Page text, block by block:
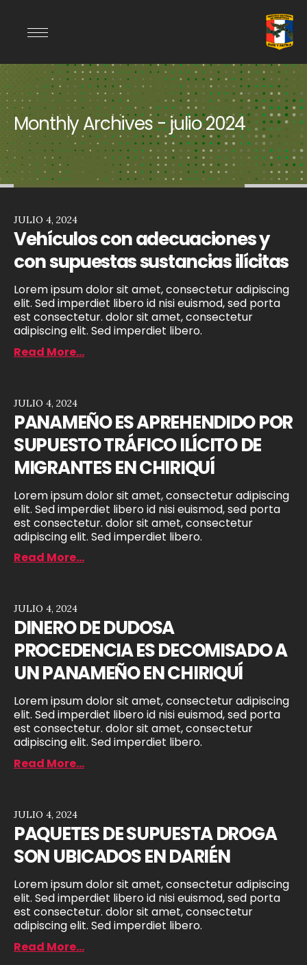
Monthly Archives - julio 2024
Vehículos con adecuaciones y
con supuestas sustancias ilícitas
Lorem ipsum dolor sit amet, consectetur adipiscing
elit. Sed imperdiet libero id nisi euismod, sed porta
est consectetur. dolor sit amet, consectetur
adipiscing elit. Sed imperdiet libero.
JULIO 4, 2024
Read More...
PANAMEÑO ES APREHENDIDO POR
SUPUESTO TRÁFICO ILÍCITO DE
MIGRANTES EN CHIRIQUÍ
Lorem ipsum dolor sit amet, consectetur adipiscing
elit. Sed imperdiet libero id nisi euismod, sed porta
est consectetur. dolor sit amet, consectetur
adipiscing elit. Sed imperdiet libero.
JULIO 4, 2024
Read More...
DINERO DE DUDOSA
PROCEDENCIA ES DECOMISADO A
UN PANAMEÑO EN CHIRIQUÍ
Lorem ipsum dolor sit amet, consectetur adipiscing
elit. Sed imperdiet libero id nisi euismod, sed porta
est consectetur. dolor sit amet, consectetur
adipiscing elit. Sed imperdiet libero.
JULIO 4, 2024
Read More...
PAQUETES DE SUPUESTA DROGA
SON UBICADOS EN DARIÉN
Lorem ipsum dolor sit amet, consectetur adipiscing
elit. Sed imperdiet libero id nisi euismod, sed porta
est consectetur. dolor sit amet, consectetur
adipiscing elit. Sed imperdiet libero.
JULIO 4, 2024
Read More...